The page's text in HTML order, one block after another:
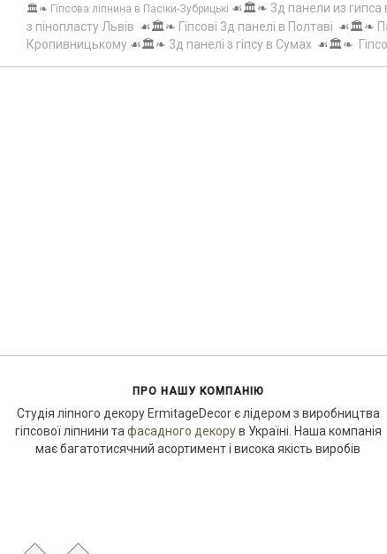
🏛️❧ Гіпсова ліпнина в Пасіки-Зубрицькі ☙🏛️❧ 3д панели из гипса
з пінопласту Львів ☙🏛️❧ Гіпсові 3д панелі в Полтаві ☙🏛️❧
Кропивницькому ☙🏛️❧ 3д панелі з гіпсу в Сумах ☙🏛️❧
ПРО НАШУ КОМПАНІЮ
Студія ліпного декору ErmitageDecor є лідером з виробництва
гіпсової ліпнини та фасадного декорув Україні. Наша компанія
має багатотисячний асортимент і висока якість виробів